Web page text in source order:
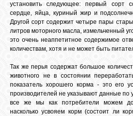
установить следующее: первый сорт
сердце, яйца, куриный жир и
Другой сорт содержит четыре пары
литров моторного масла, измельченный
это очень неаппетитное содержимое
количествам, хотя и не может быть
Так же перья содержат большое
животного не в состоянии
показатель хорошего корма - это его
производителей не указывают данные по
все же мы как потребители можем
насколько усвояем корм (состоит ли